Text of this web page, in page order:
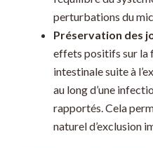
perturbations du
Préservation des
effets positifs sur la
intestinale suite à
au long d’une
rapportés. Cela
naturel d’exclusion